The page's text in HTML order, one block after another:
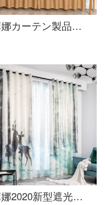
黛菲娜カーテン製品の遮光現代簡単北欧アメリカ式リビングルームの子供部屋の床窓の紗簾は7212-半遮光布-打孔完成品の幅3.4*2.7メートルの高さ*1枚を注文しました。
黛菲娜2020新型遮光カーテンが流行している北欧風のモダンでシンプルで豪華な客間の全遮光布地の寝室の窓紗のカーテン9858-半遮光布-穴あけの完成品の幅2.4*2.7メートルの高さ*1枚（高可改）